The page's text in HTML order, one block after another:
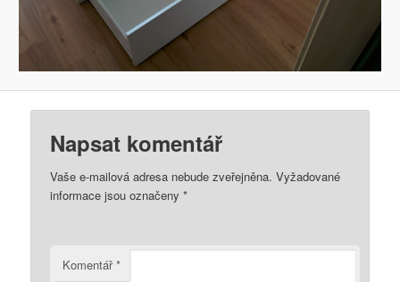
Napsat komentář
Vaše e-mailová adresa nebude zveřejněna. Vyžadované
informace jsou označeny*
Komentář*